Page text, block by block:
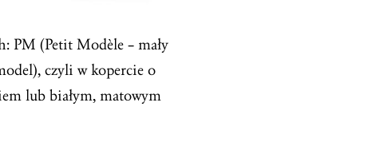
PM (Petit Modèle – mały
czyli w kopercie o
lub białym, matowym